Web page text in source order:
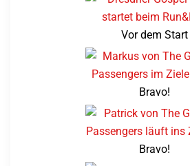
Vor dem Start
Bravo!
Bravo!